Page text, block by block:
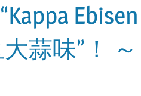
蒜味”！ ～